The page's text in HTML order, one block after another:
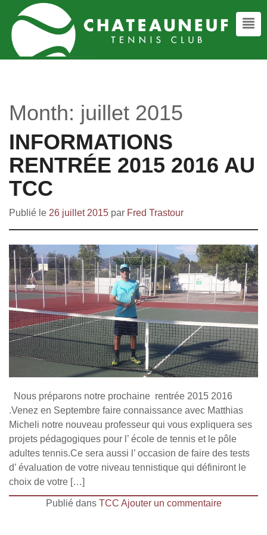
Month: juillet 2015
INFORMATIONS
RENTRÉE 2015 2016 AU
TCC
Publié le 26 juillet 2015 par Fred Trastour
Nous préparons notre prochaine rentrée 2015 2016
.Venez en Septembre faire connaissance avec Matthias
Micheli notre nouveau professeur qui vous expliquera ses
projets pédagogiques pour l’ école de tennis et le pôle
adultes tennis.Ce sera aussi l’ occasion de faire des tests
d’ évaluation de votre niveau tennistique qui définiront le
choix de votre […]
Publié dans TCC Ajouter un commentaire